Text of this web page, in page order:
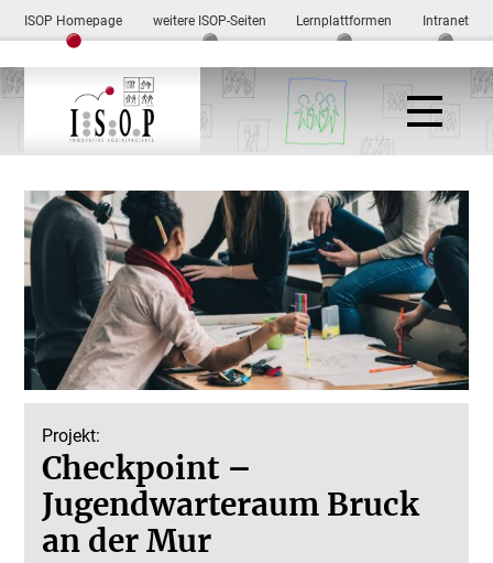
ISOP Homepage weitere ISOP-Seiten Lernplattformen Intranet
Projekt:
Checkpoint –
Jugendwarteraum Bruck
an der Mur